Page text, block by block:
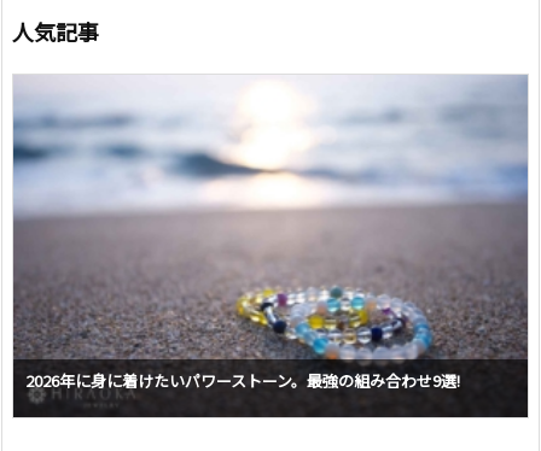
人気記事
2026年に身に着けたいパワーストーン。最強の組み合わせ9選!